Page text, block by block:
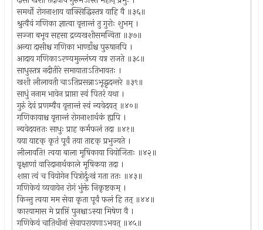
समर्थो रोगनाशाय वाक्सिद्धिस्तत्र याहि वै ॥३६॥
श्रुत्वैवं गणिका ज्ञात्वा वृत्तान्तं तु गुरोः शुभम् ।
सज्जा बभूव सहसा द्रव्यखशीसमन्विता ॥३७॥
अन्या दासीश्च गणिका भाण्डाँश्च पुरुषानपि ।
आदाय गणिकाऽरण्यमुल्लंघ्य यत्र राजते ॥३८॥
साधुस्तत्र नदीतीरे समायाताऽतिभावतः ।
खशी लीलावती चाऽतिप्रसन्नाऽभूद्धृदन्तरे ॥३९॥
साधुं ननाम भावेन प्राप्ता स्वं पितरं यथा ।
गुरुं देवं प्रणम्यैव वृत्तान्तं स्वं न्यवेदयत् ॥४०॥
गणिकायाश्च वृत्तान्तं रोगनाशार्थकं ह्यपि ।
न्यवेदयत्ततः साधुः प्राह कर्मफलं तदा ॥४१॥
यया यादृक् कृतं पूर्वं तया तादृक् प्रभुज्यते ।
लीलावति! त्वया बाला मूषिकाया वियोजिताः ॥४२॥
वृक्षाणां वारिदानार्थकाले मूषिकया तदा ।
शप्ता त्वं च वियोगेन पित्रोर्दुःखं गता ततः ॥४३॥
गणिकेयं व्यवायेन रोगं भुंक्ते निकृष्टकम् ।
किन्तु त्वया मम सेवा कृता पूर्वं फलं हि तत् ॥४४॥
कारयामास मे प्राप्तिं पुनश्चाऽस्या मिषेण वै ।
गणिकेयं चातिथीनां सेवापरायणाऽभवत् ॥४५॥